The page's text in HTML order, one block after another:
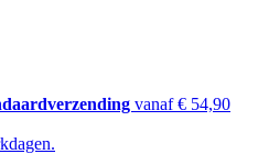
vanaf € 54,90